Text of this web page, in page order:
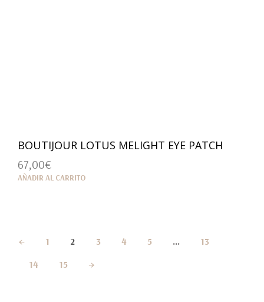
BOUTIJOUR LOTUS MELIGHT EYE PATCH
67,00€
AÑADIR AL CARRITO
← 1 2 3 4 5 …
13
14
15 →